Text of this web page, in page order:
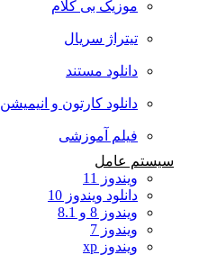
موزیک بی کلام
تیتراژ سریال
دانلود مستند
دانلود کارتون و انیمیشن
فیلم آموزشی
سیستم عامل
ویندوز 11
دانلود ویندوز 10
ویندوز 8 و 8.1
ویندوز 7
ویندوز xp